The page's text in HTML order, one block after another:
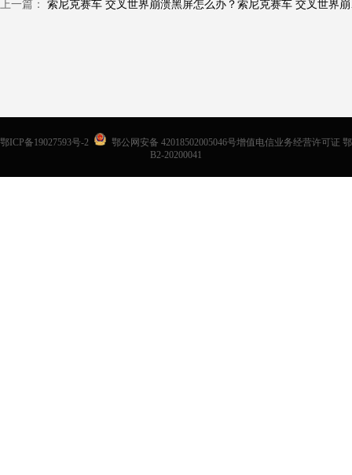
上一篇：
鄂ICP备19027593号-2
鄂公网安备 42018502005046号增值电信业务经营许可证 鄂
B2-20200041